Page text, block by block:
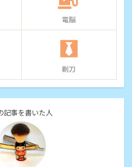
電脳
剃刀
記事を書いた人